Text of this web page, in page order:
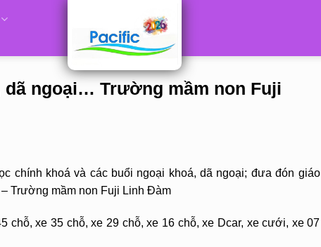
dã ngoại… Trường mầm non Fuji
chính khoá và các buổi ngoại khoá, dã ngoại; đưa đón giáo
Trường mầm non Fuji Linh Đàm
chỗ, xe 35 chỗ, xe 29 chỗ, xe 16 chỗ, xe Dcar, xe cưới, xe 07